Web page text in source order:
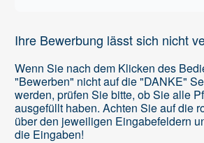
Ihre Bewerbung lässt sich nicht
Wenn Sie nach dem Klicken des
"Bewerben" nicht auf die "DANKE"
werden, prüfen Sie bitte, ob Sie alle
ausgefüllt haben. Achten Sie auf die
über den jeweiligen Eingabefeldern
die Eingaben!